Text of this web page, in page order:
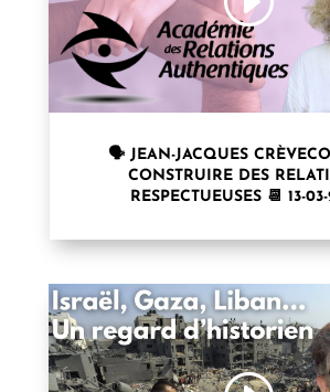
🗣 JEAN-JACQUES
CONSTRUIRE DES
RESPECTUEUSES 📆 13-